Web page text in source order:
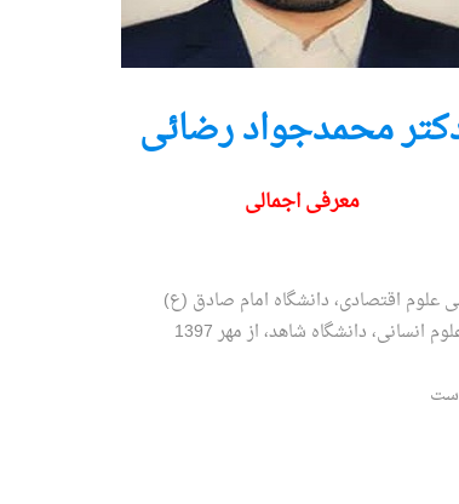
محمدجواد رضائی
معرفی اجمالی
اقتصادی، دانشگاه امام صادق (ع)
دانشگاه شاهد، از مهر 1397